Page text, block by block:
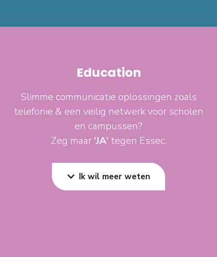
Education
Slimme communicatie oplossingen zoals
telefonie & een veilig netwerk voor scholen
en campussen?
Zeg maar ‘JA’ tegen Essec.
Ik wil meer weten